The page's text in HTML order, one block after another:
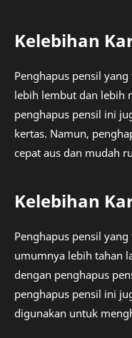
Kelebihan
Penghapus pensil
lebih lembut dan lebih
penghapus pensil ini
kertas. Namun,
cepat aus dan mudah
Kelebihan
Penghapus pensil
umumnya lebih tahan
dengan penghapus
penghapus pensil ini
digunakan untuk